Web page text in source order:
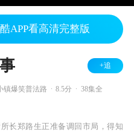
APP看高清完整版
+追
镇爆笑普法路 8.5分 38集全
长郑路生正准备调回市局，得知